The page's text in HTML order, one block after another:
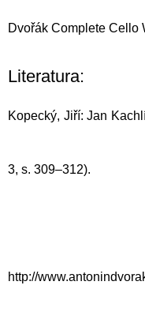
Dvořák Complete Cello
Literatura:
Kopecký, Jiří: Jan
3, s. 309–312).
http://